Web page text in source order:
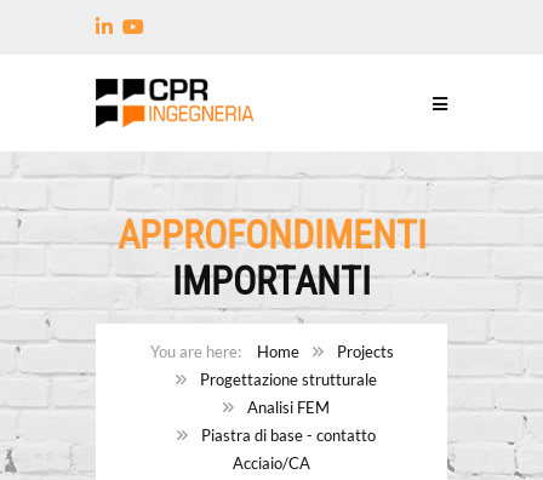
APPROFONDIMENTI
IMPORTANTI
Home
Projects
Progettazione strutturale
Analisi FEM
Piastra di base - contatto
Acciaio/CA